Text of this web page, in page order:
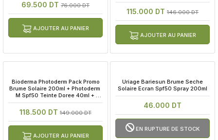
69.500 DT 76.000 DT
AJOUTER AU PANIER
115.000 DT 146.000 DT
AJOUTER AU PANIER
Bioderma Photoderm Pack Promo
Brume Solaire 200ml + Photoderm
M Spf50 Teinte Doree 40ml +
Hydrabio H2o 100ml
118.500 DT 149.000 DT
AJOUTER AU PANIER
Uriage Bariesun Brume Seche
Solaire Ecran Spf50 Spray 200ml
46.000 DT
EN RUPTURE DE STOCK